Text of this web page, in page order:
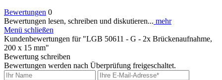
Bewertungen 0
Bewertungen lesen, schreiben und diskutieren... mehr
Menü schließen
Kundenbewertungen für "LGB 50611 - G - 2x Brückenaufnahme,
200 x 15 mm"
Bewertung schreiben
Bewertungen werden nach Überprüfung freigeschaltet.